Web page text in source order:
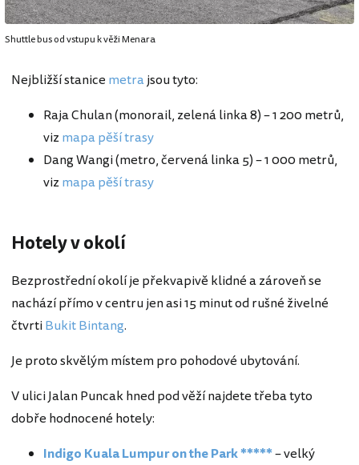
Shuttle bus od vstupu k věži Menara
Nejbližší stanice metrajsou tyto:
Raja Chulan (monorail, zelená linka 8) – 1 200 metrů,
vizmapa pěší trasy
Dang Wangi (metro, červená linka 5) – 1 000 metrů,
vizmapa pěší trasy
Hotely v okolí
Bezprostřední okolí je překvapivě klidné a zároveň se
nachází přímo v centru jen asi 15 minut od rušné živelné
čtvrtiBukit Bintang.
Je proto skvělým místem pro pohodové ubytování.
V ulici Jalan Puncak hned pod věží najdete třeba tyto
dobře hodnocené hotely:
Indigo Kuala Lumpur on the Park *****– velký